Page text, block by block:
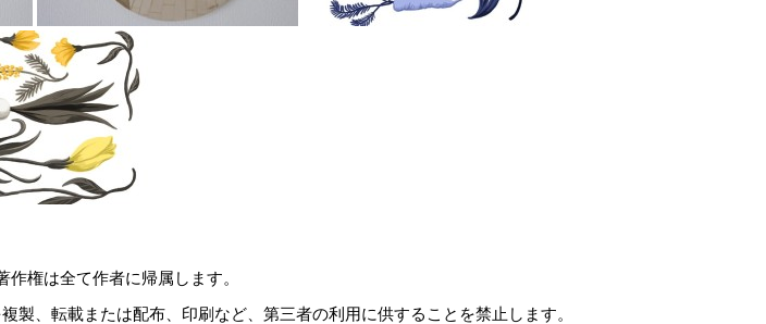
作権は全て作者に帰属します。
、転載または配布、印刷など、第三者の利用に供することを禁止します。